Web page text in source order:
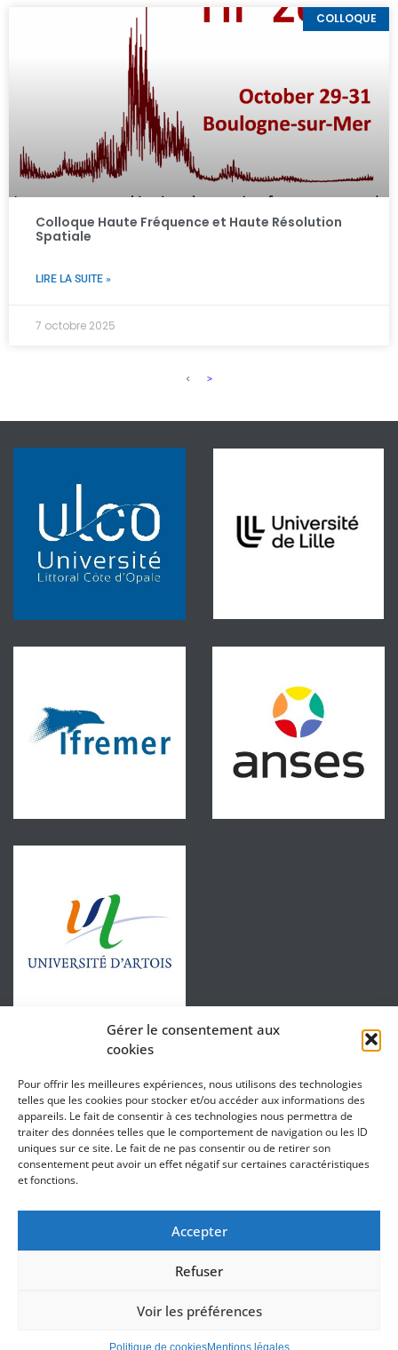
Gérer le consentement aux
cookies
Pour offrir les meilleures expériences, nous utilisons des technologies
telles que les cookies pour stocker et/ou accéder aux informations des
appareils. Le fait de consentir à ces technologies nous permettra de
traiter des données telles que le comportement de navigation ou les ID
uniques sur ce site. Le fait de ne pas consentir ou de retirer son
consentement peut avoir un effet négatif sur certaines caractéristiques
et fonctions.
Accepter
Refuser
Voir les préférences
Politique de cookiesMentions légales
COLLOQUE
Colloque Haute Fréquence et Haute Résolution
Spatiale
LIRE LA SUITE »
7 octobre 2025
< >
Directeur adjoint : Thierry Grard / Directrice adjointe : Catherine Roche
– 03 21 99 64 01